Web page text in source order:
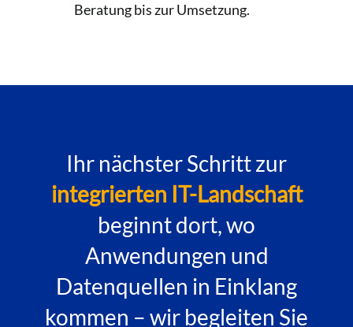
Beratung bis zur Umsetzung.
Ihr nächster Schritt zur
integrierten IT-Landschaft
beginnt dort, wo
Anwendungen und
Datenquellen in Einklang
kommen – wir begleiten Sie